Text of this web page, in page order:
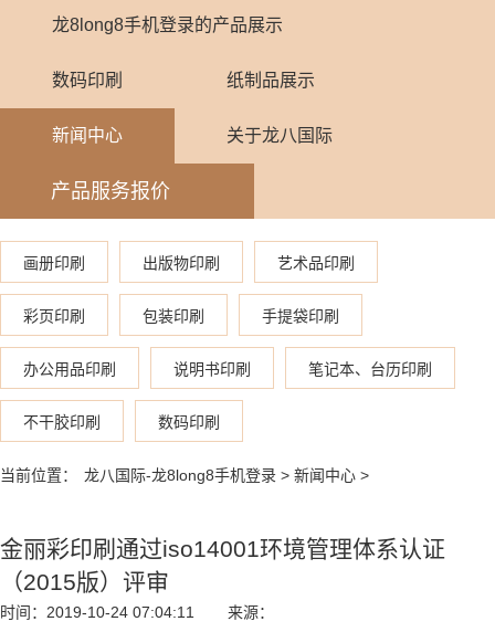
龙8long8手机登录的产品展示
数码印刷 纸制品展示
新闻中心 关于龙八国际
产品服务报价
画册印刷 出版物印刷 艺术品印刷
彩页印刷 包装印刷 手提袋印刷
办公用品印刷 说明书印刷 笔记本、台历印刷
不干胶印刷 数码印刷
当前位置： 龙八国际-龙8long8手机登录 > 新闻中心 >
金丽彩印刷通过iso14001环境管理体系认证
（2015版）评审
时间：2019-10-24 07:04:11 来源：